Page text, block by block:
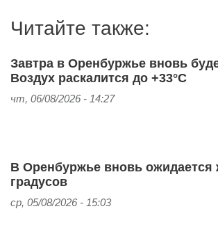
Читайте также:
Завтра в Оренбуржье вновь
Воздух раскалится до +33°С
чт, 06/08/2026 - 14:27
В Оренбуржье вновь ожидается
градусов
ср, 05/08/2026 - 15:03